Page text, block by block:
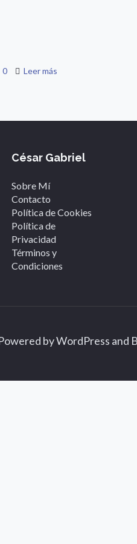
0 Leer más
César Gabriel
Sobre Mí
Contacto
Política de Cookies
Política de
Privacidad
Términos y
Condiciones
byWordPress and